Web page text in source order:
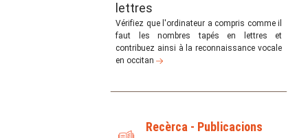
lettres
Vérifiez que l'ordinateur a compris comme il
faut les nombres tapés en lettres et
contribuez ainsi à la reconnaissance vocale
en occitan
Recèrca - Publicacions